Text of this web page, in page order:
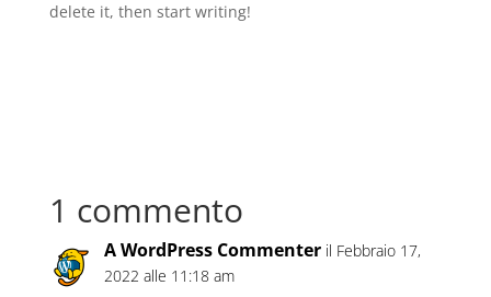
delete it, then start writing!
1 commento
A WordPress Commenter il Febbraio 17,
2022 alle 11:18 am